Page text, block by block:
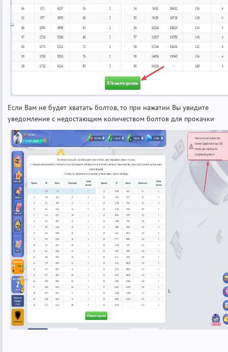
Если Вам не будет хватать болтов, то при нажатии Вы увидите
уведомление с недостающим количеством болтов для прокачки